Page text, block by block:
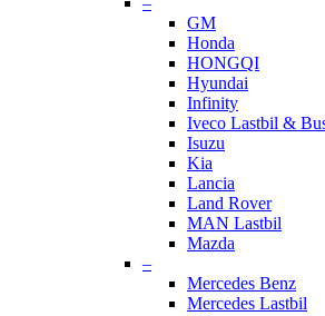
GM
Honda
HONGQI
Hyundai
Infinity
Iveco Lastbil &
Isuzu
Kia
Lancia
Land Rover
MAN Lastbil
Mazda
–
Mercedes Benz
Mercedes Lastbil